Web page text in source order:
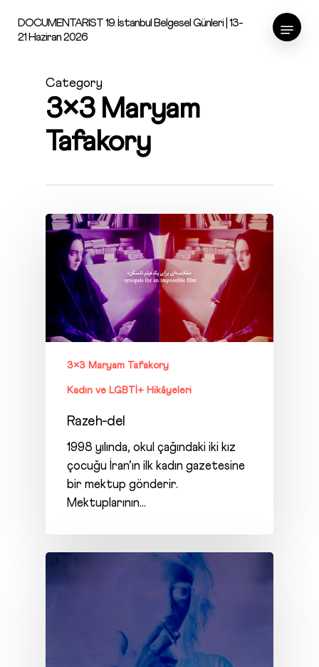
DOCUMENTARIST 19. İstanbul Belgesel Günleri | 13-
21 Haziran 2026
Menu
Category
3×3 Maryam
Tafakory
3×3 Maryam Tafakory
Kadın ve LGBTİ+ Hikâyeleri
Razeh-del
1998 yılında, okul çağındaki iki kız
çocuğu İran’ın ilk kadın gazetesine
bir mektup gönderir.
Mektuplarının…